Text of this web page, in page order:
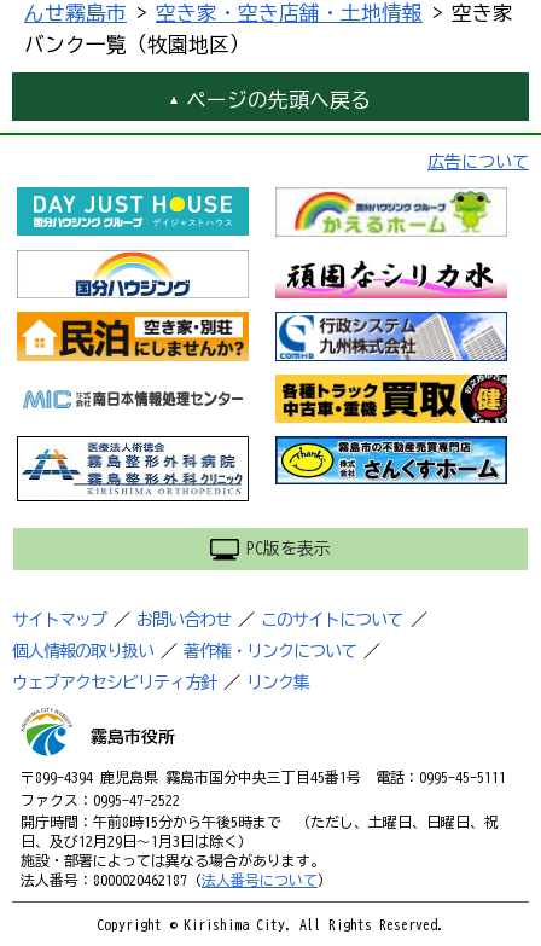
んせ霧島市 > 空き家・空き店舗・土地情報 > 空き家
バンク一覧（牧園地区）
ページの先頭へ戻る
広告について
PC版を表示
サイトマップ ／ お問い合わせ ／ このサイトについて
／
個人情報の取り扱い ／ 著作権・リンクについて ／
ウェブアクセシビリティ方針 ／ リンク集
霧島市役所
〒899-4394 鹿児島県 霧島市国分中央三丁目45番1号 電話：0995-45-5111
ファクス：0995-47-2522
開庁時間：午前8時15分から午後5時まで （ただし、土曜日、日曜日、祝
日、及び12月29日～1月3日は除く）
施設・部署によっては異なる場合があります。
法人番号：8000020462187（法人番号について）
Copyright © Kirishima City. All Rights Reserved.